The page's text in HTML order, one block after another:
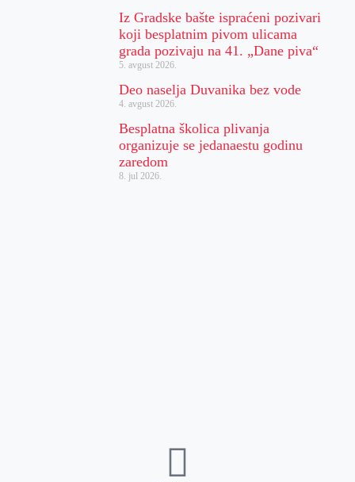
Iz Gradske bašte ispraćeni pozivari
koji besplatnim pivom ulicama
grada pozivaju na 41. „Dane piva“
5. avgust 2026.
Deo naselja Duvanika bez vode
4. avgust 2026.
Besplatna školica plivanja
organizuje se jedanaestu godinu
zaredom
8. jul 2026.